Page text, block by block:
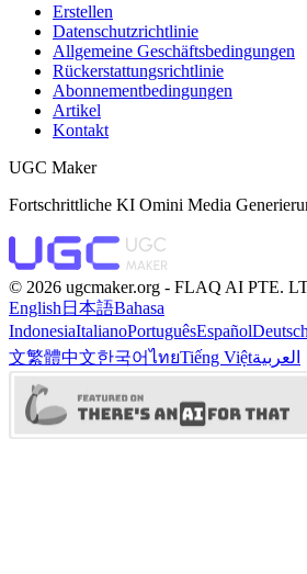
Erstellen
Datenschutzrichtlinie
Allgemeine Geschäftsbedingungen
Rückerstattungsrichtlinie
Abonnementbedingungen
Artikel
Kontakt
UGC Maker
Fortschrittliche KI Omini Media
©️ 2026 ugcmaker.org - FLAQ AI PTE.
English 日本語Bahasa
IndonesiaItalianoPortuguêsEspañolDeutsch
文繁體中文한국어ไทยTiếng Việtالعربية